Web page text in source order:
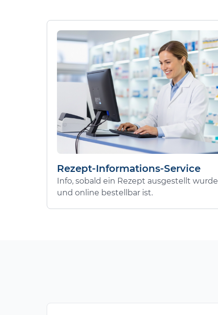
Rezept-Informations-Service
Info, sobald ein Rezept ausgestellt wurde
und online bestellbar ist.